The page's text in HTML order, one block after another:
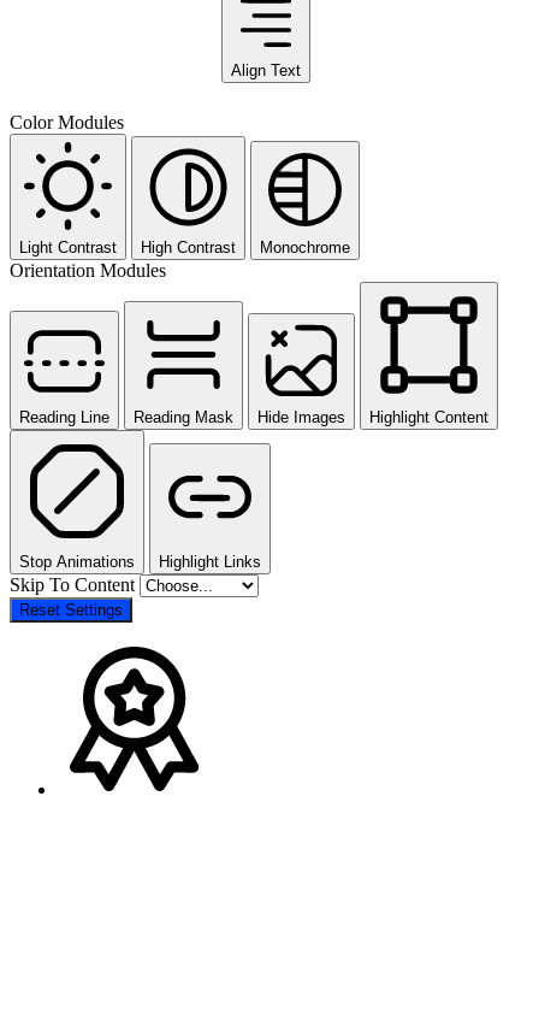
Align Text
Color Modules
Light Contrast High Contrast Monochrome
Orientation Modules
Reading Line Reading Mask Hide Images Highlight Content
Stop Animations Highlight Links
Skip To Content
Reset Settings